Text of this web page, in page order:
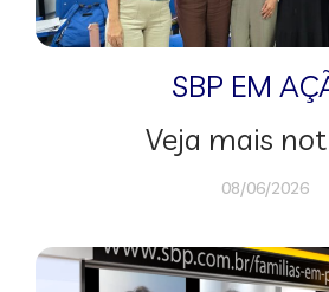
SBP EM
Veja mais
08/06/2026